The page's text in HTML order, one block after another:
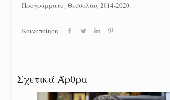
Προγράμματος Θεσσαλίας 2014-2020.
Κοινοποίηση
Σχετικά Άρθρα